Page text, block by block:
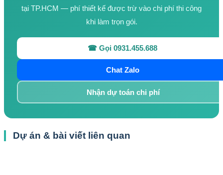
tại TP.HCM — phí thiết kế được trừ vào chi phí thi công
khi làm trọn gói.
☎ Gọi 0931.455.688
Chat Zalo
Nhận dự toán chi phí
Dự án & bài viết liên quan